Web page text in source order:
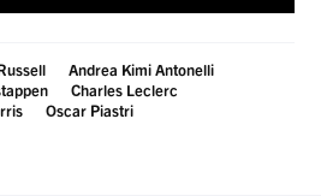
Senaste Nytt